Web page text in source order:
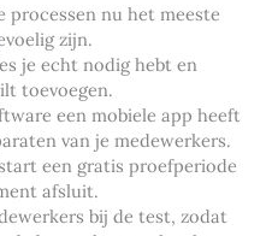
processen nu het meeste
zijn.
je echt nodig hebt en
toevoegen.
een mobiele app heeft
van je medewerkers.
een gratis proefperiode
afsluit.
bij de test, zodat